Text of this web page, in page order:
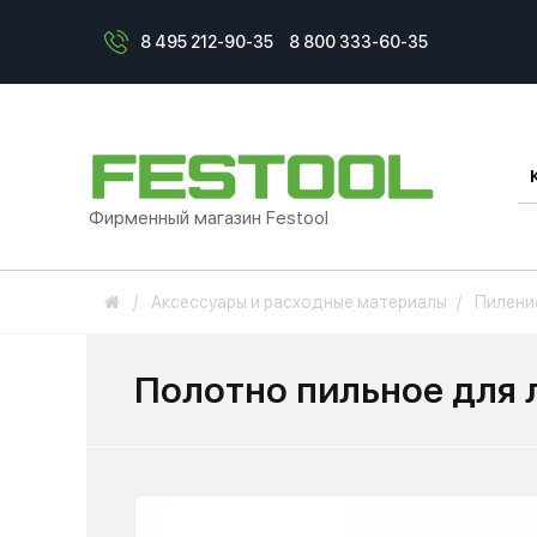
8 495 212-90-35 8 800 333-60-35
Фирменный магазин Festool
Аксессуары и расходные материалы
Полотно пильное для